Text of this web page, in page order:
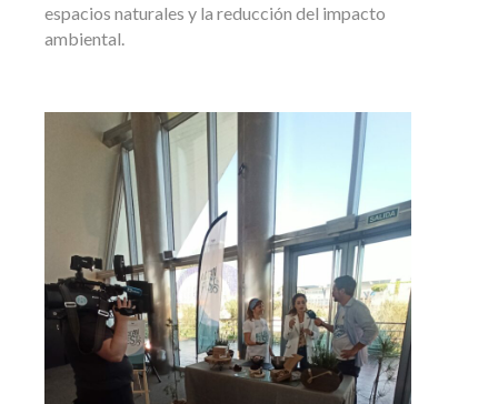
espacios naturales y la reducción del impacto
ambiental.